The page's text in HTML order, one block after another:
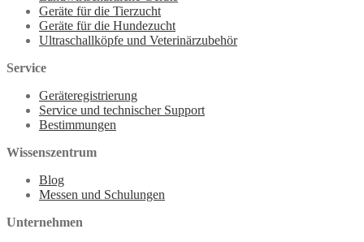
Geräte für die Tierzucht
Geräte für die Hundezucht
Ultraschallköpfe und Veterinärzubehör
Service
Geräteregistrierung
Service und technischer Support
Bestimmungen
Wissenszentrum
Blog
Messen und Schulungen
Unternehmen